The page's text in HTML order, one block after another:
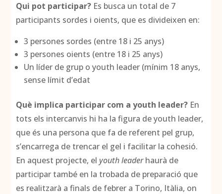
Qui pot participar? Es busca un total de 7
participants sordes i oients, que es divideixen en:
3 persones sordes (entre 18 i 25 anys)
3 persones oients (entre 18 i 25 anys)
Un líder de grup o youth leader (mínim 18 anys,
sense límit d’edat
Què implica participar com a youth leader? En
tots els intercanvis hi ha la figura de youth leader,
que és una persona que fa de referent pel grup,
s’encarrega de trencar el gel i facilitar la cohesió.
En aquest projecte, el youth leaderhaurà de
participar també en la trobada de preparació que
es realitzarà a finals de febrer a Torino, Itàlia, on